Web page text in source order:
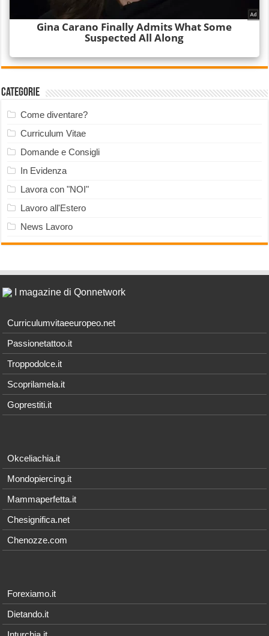
Categorie
Come diventare?
Curriculum Vitae
Domande e Consigli
In Evidenza
Lavora con "NOI"
Lavoro all'Estero
News Lavoro
I magazine di Qonnetwork
Curriculumvitaeeuropeo.net
Passionetattoo.it
Troppodolce.it
Scoprilamela.it
Goprestiti.it
Okceliachia.it
Mondopiercing.it
Mammaperfetta.it
Chesignifica.net
Chenozze.com
Forexiamo.it
Dietando.it